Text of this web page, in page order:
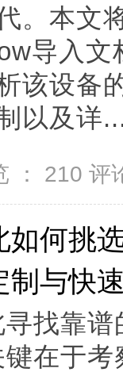
。本文
导入
该设备
以及详
： 210 评
如何挑
制与快
找靠
键在于